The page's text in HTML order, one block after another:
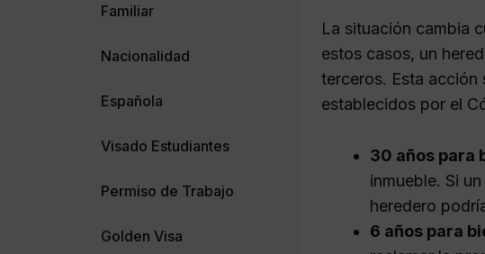
La situación cambia
estos casos, un
terceros. Esta acción
establecidos por el
30 años para
inmueble. Si
heredero
6 años para
Familiar
Nacionalidad
Española
Visado Estudiantes
Permiso de Trabajo
Golden Visa